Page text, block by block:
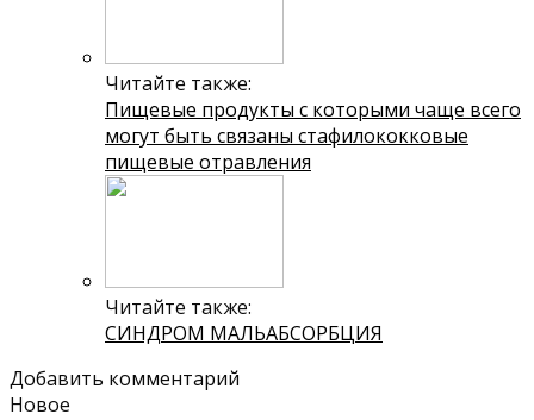
Читайте также:
Пищевые продукты с которыми чаще всего
могут быть связаны стафилококковые
пищевые отравления
Читайте также:
СИНДРОМ МАЛЬАБСОРБЦИЯ
Добавить комментарий
Новое